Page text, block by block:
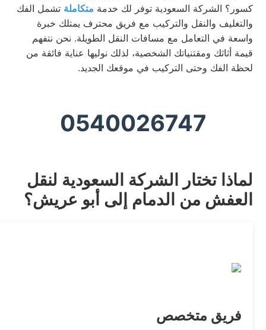
كسور؟ الشركة السعودية توفر لك خدمة متكاملة تشمل الفك
والتغليف والنقل والتركيب مع فريق محترف يمتلك خبرة
واسعة في التعامل مع مسافات النقل الطويلة. نحن نتفهم
قيمة أثاثك ومقتنياتك الشخصية، لذلك نوليها عناية فائقة من
لحظة الفك وحتى التركيب في موقعك الجديد.
0540026747
لماذا تختار الشركة السعودية لنقل
العفش من الدمام إلى أبو عريش؟
فريق متخصص